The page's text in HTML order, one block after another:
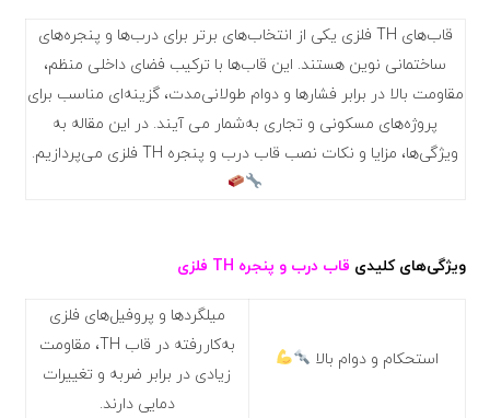
قاب‌های TH فلزی یکی از انتخاب‌های برتر برای درب‌ها و پنجره‌های
ساختمانی نوین هستند. این قاب‌ها با ترکیب فضای داخلی منظم،
مقاومت بالا در برابر فشارها و دوام طولانی‌مدت، گزینه‌ای مناسب برای
پروژه‌های مسکونی و تجاری به‌شمار می آیند. در این مقاله به
ویژگی‌ها، مزایا و نکات نصب قاب درب و پنجره TH فلزی می‌پردازیم.
ویژگی‌های کلیدی قاب درب و پنجره TH فلزی
استحکام و دوام بالا
میلگردها و پروفیل‌های فلزی
به‌کاررفته در قاب TH، مقاومت
زیادی در برابر ضربه و تغییرات
دمایی دارند.